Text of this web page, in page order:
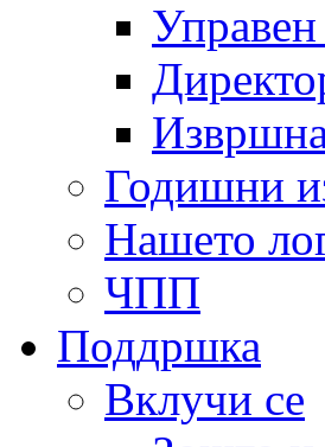
Годишни
Нашето
ЧПП
Поддршка
Вклучи се